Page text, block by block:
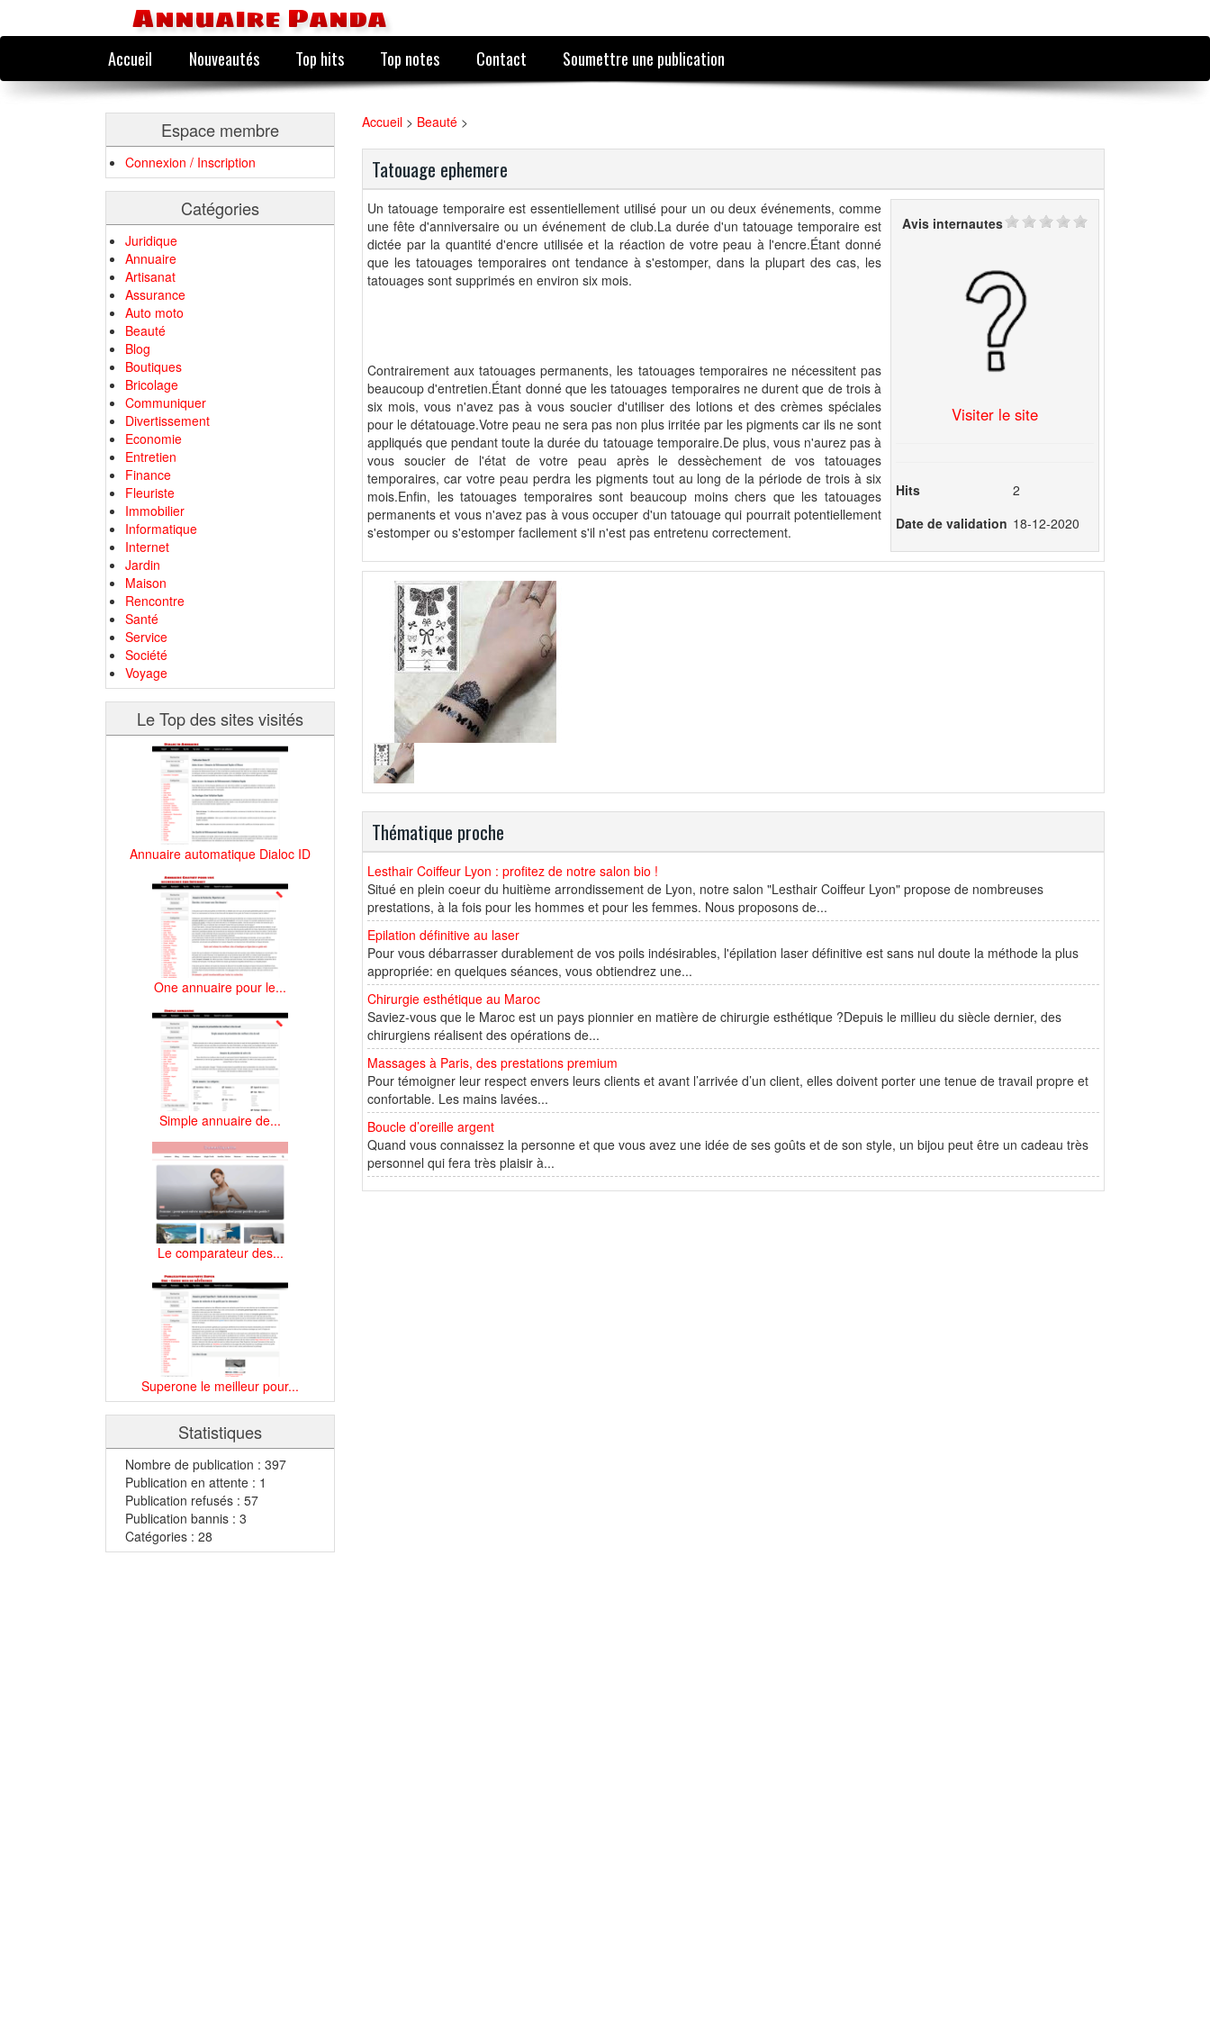
Annuaire Panda
Accueil Nouveautés Top hits Top notes Contact Soumettre une publication
Espace membre
Connexion / Inscription
Catégories
Juridique
Annuaire
Artisanat
Assurance
Auto moto
Beauté
Blog
Boutiques
Bricolage
Communiquer
Divertissement
Economie
Entretien
Finance
Fleuriste
Immobilier
Informatique
Internet
Jardin
Maison
Rencontre
Santé
Service
Société
Voyage
Le Top des sites visités
Annuaire automatique Dialoc ID
One annuaire pour le...
Simple annuaire de...
Le comparateur des...
Superone le meilleur pour...
Statistiques
Nombre de publication : 397
Publication en attente : 1
Publication refusés : 57
Publication bannis : 3
Catégories : 28
Accueil > Beauté >
Tatouage ephemere
Un tatouage temporaire est essentiellement utilisé pour un ou deux événements, comme
une fête d'anniversaire ou un événement de club.La durée d'un tatouage temporaire est
dictée par la quantité d'encre utilisée et la réaction de votre peau à l'encre.Étant donné
que les tatouages temporaires ont tendance à s'estomper, dans la plupart des cas, les
tatouages sont supprimés en environ six mois.
Contrairement aux tatouages permanents, les tatouages temporaires ne nécessitent pas
beaucoup d'entretien.Étant donné que les tatouages temporaires ne durent que de trois à
six mois, vous n'avez pas à vous soucier d'utiliser des lotions et des crèmes spéciales
pour le détatouage.Votre peau ne sera pas non plus irritée par les pigments car ils ne sont
appliqués que pendant toute la durée du tatouage temporaire.De plus, vous n'aurez pas à
vous soucier de l'état de votre peau après le dessèchement de vos tatouages
temporaires, car votre peau perdra les pigments tout au long de la période de trois à six
mois.Enfin, les tatouages temporaires sont beaucoup moins chers que les tatouages
permanents et vous n'avez pas à vous occuper d'un tatouage qui pourrait potentiellement
s'estomper ou s'estomper facilement s'il n'est pas entretenu correctement.
Avis internautes
Visiter le site
Hits
2
Date de validation 18-12-2020
Thématique proche
Lesthair Coiffeur Lyon : profitez de notre salon bio !
Situé en plein coeur du huitième arrondissement de Lyon, notre salon "Lesthair Coiffeur Lyon" propose de nombreuses
prestations, à la fois pour les hommes et pour les femmes. Nous proposons de...
Epilation définitive au laser
Pour vous débarrasser durablement de vos poils indésirables, l'épilation laser définitive est sans nul doute la méthode la plus
appropriée: en quelques séances, vous obtiendrez une...
Chirurgie esthétique au Maroc
Saviez-vous que le Maroc est un pays pionnier en matière de chirurgie esthétique ?Depuis le millieu du siècle dernier, des
chirurgiens réalisent des opérations de...
Massages à Paris, des prestations premium
Pour témoigner leur respect envers leurs clients et avant l’arrivée d’un client, elles doivent porter une tenue de travail propre et
confortable. Les mains lavées...
Boucle d’oreille argent
Quand vous connaissez la personne et que vous avez une idée de ses goûts et de son style, un bijou peut être un cadeau très
personnel qui fera très plaisir à...